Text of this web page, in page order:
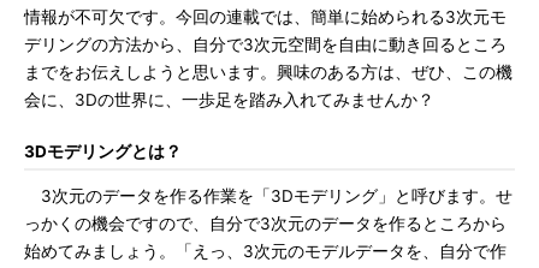
情報が不可欠です。今回の連載では、簡単に始められる3次元モ
デリングの方法から、自分で3次元空間を自由に動き回るところ
までをお伝えしようと思います。興味のある方は、ぜひ、この機
会に、3Dの世界に、一歩足を踏み入れてみませんか？
3Dモデリングとは？
3次元のデータを作る作業を「3Dモデリング」と呼びます。せ
っかくの機会ですので、自分で3次元のデータを作るところから
始めてみましょう。「えっ、3次元のモデルデータを、自分で作